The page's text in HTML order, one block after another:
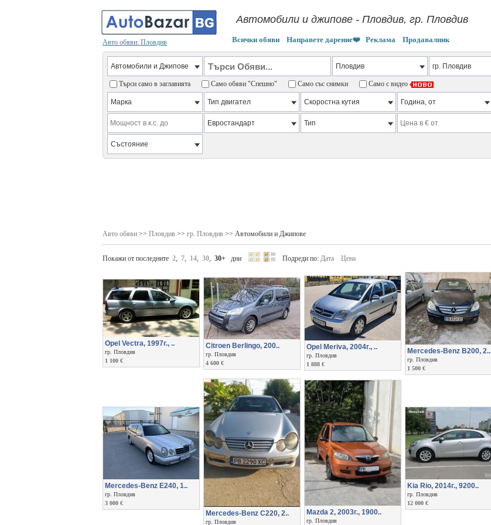
Авто обяви: Пловдив
Автомобили и джипове - Пловдив, гр. Пловдив
Всички обяви Направете дарение❤️ Реклама Продавалник
Търси само в заглавията Само обяви "Спешно" Само със снимки Само с видео
Авто обяви >> Пловдив >> гр. Пловдив >> Автомобили и Джипове
Покажи от последните 2 7 14 30 30+ дни Подреди по: Дата Цена
Opel Vectra, 1997г., ..
гр. Пловдив
1 100 €
Citroen Berlingo, 200..
гр. Пловдив
4 600 €
Opel Meriva, 2004г., ..
гр. Пловдив
1 888 €
Mercedes-Benz B200, 2..
гр. Пловдив
1 500 €
Mercedes-Benz E240, 1..
гр. Пловдив
3 000 €
Mercedes-Benz C220, 2..
гр. Пловдив
Mazda 2, 2003г., 1900..
гр. Пловдив
Kia Rio, 2014г., 9200..
гр. Пловдив
12 000 €